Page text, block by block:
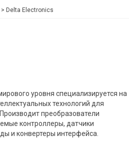
> Delta Electronics
уровня специализируется на
технологий для
преобразователи
контроллеры, датчики
и конвертеры интерфейса.